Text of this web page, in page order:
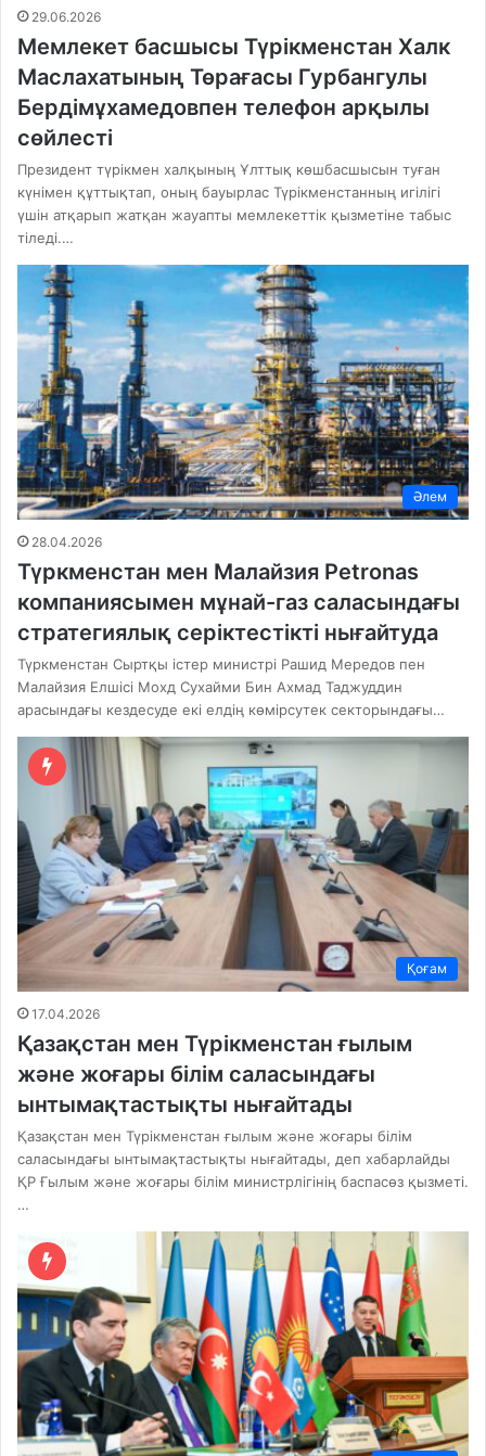
29.06.2026
Мемлекет басшысы Түрікменстан Халк
Маслахатының Төрағасы Гурбангулы
Бердімұхамедовпен телефон арқылы
сөйлесті
Президент түрікмен халқының Ұлттық көшбасшысын туған
күнімен құттықтап, оның бауырлас Түрікменстанның игілігі
үшін атқарып жатқан жауапты мемлекеттік қызметіне табыс
тіледі.…
Әлем
28.04.2026
Түркменстан мен Малайзия Petronas
компаниясымен мұнай-газ саласындағы
стратегиялық серіктестікті нығайтуда
Түркменстан Сыртқы істер министрі Рашид Мередов пен
Малайзия Елшісі Мохд Сухайми Бин Ахмад Таджуддин
арасындағы кездесуде екі елдің көмірсутек секторындағы…
Қоғам
17.04.2026
Қазақстан мен Түрікменстан ғылым
және жоғары білім саласындағы
ынтымақтастықты нығайтады
Қазақстан мен Түрікменстан ғылым және жоғары білім
саласындағы ынтымақтастықты нығайтады, деп хабарлайды
ҚР Ғылым және жоғары білім министрлігінің баспасөз қызметі.
…